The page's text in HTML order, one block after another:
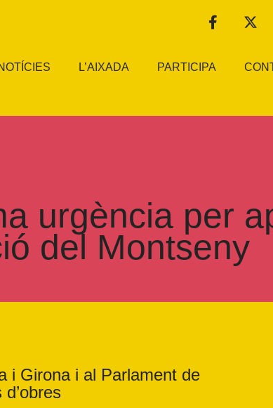
L’AIXADA PARTICIPA
urgència per
del Montseny
i Girona i al Parlament de